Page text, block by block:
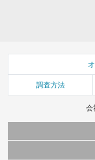
調査方法
会
当サイトで公開されている